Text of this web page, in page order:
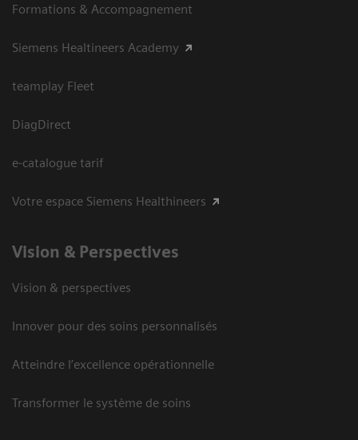
Formations & Accompagnement
Siemens Healtineers Academy
teamplay Fleet
DiagDirect
e-catalogue tarif
Votre espace Siemens Healthineers
Vision ​& Perspectives
Vision & perspectives
Innover pour des soins personnalisés
Atteindre l’excellence opérationnelle
Transformer le système de soins